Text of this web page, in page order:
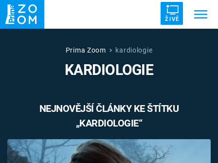
ŽIVĚ
UFO DRUHÁ SVĚTOVÁ VÁLKA
VETŘELCI DÁVNOVĚKU
Témata
Prima Zoom kardiologie
KARDIOLOGIE
NEJNOVĚJŠÍ ČLÁNKY KE ŠTÍTKU
„KARDIOLOGIE“